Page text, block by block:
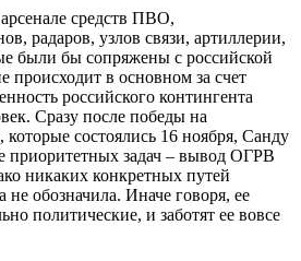
средств ПВО,
радаров, узлов связи, артиллерии,
были бы сопряжены с российской
происходит в основном за счет
российского контингента
Сразу после победы на
которые состоялись 16 ноября, Санду
приоритетных задач – вывод ОГРВ
никаких конкретных путей
не обозначила. Иначе говоря, ее
политические, и заботят ее вовсе